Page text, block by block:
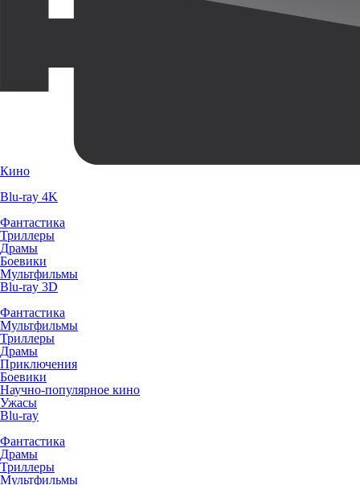
Кино
Blu-ray 4K
Фантастика
Триллеры
Драмы
Боевики
Мультфильмы
Blu-ray 3D
Фантастика
Мультфильмы
Триллеры
Драмы
Приключения
Боевики
Научно-популярное кино
Ужасы
Blu-ray
Фантастика
Драмы
Триллеры
Мультфильмы